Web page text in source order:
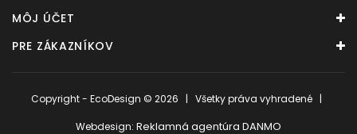
MÔJ ÚČET
PRE ZÁKAZNÍKOV
Copyright - EcoDesign © 2026 | Všetky práva vyhradené |
Webdesign: Reklamná agentúra DANMO